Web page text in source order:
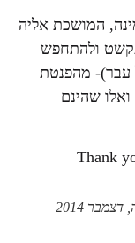
המושכת אליה
ולהתחפש
עבר)- מהפנטת
שהינם
Thank
2014